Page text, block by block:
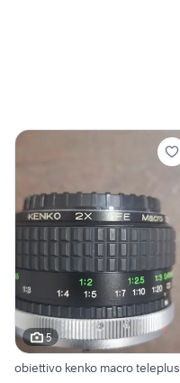
5
obiettivo kenko macro teleplus